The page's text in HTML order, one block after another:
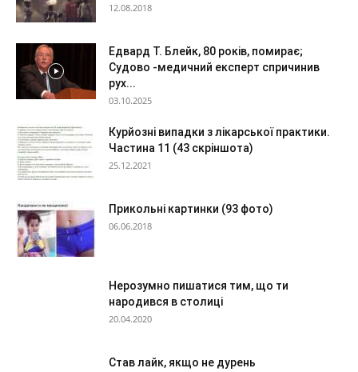
12.08.2018
Едвард Т. Блейк, 80 років, помирає;
Судово -медичний експерт спричинив
рух...
03.10.2025
Курйозні випадки з лікарської практики.
Частина 11 (43 скріншота)
25.12.2021
Прикольні картинки (93 фото)
06.06.2018
Нерозумно пишатися тим, що ти
народився в столиці
20.04.2020
Став лайк, якщо не дурень